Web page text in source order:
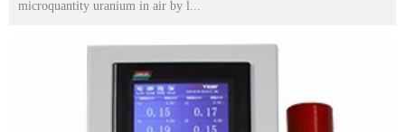
microquantity uranium in air by l...